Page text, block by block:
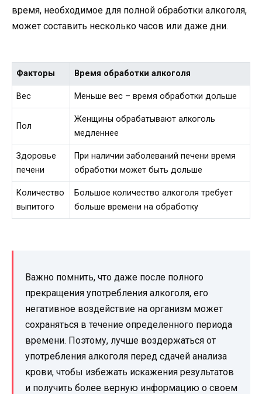
время, необходимое для полной обработки алкоголя,
может составить несколько часов или даже дни.
Факторы Время обработки алкоголя
Вес Меньше вес – время обработки дольше
Пол
Женщины обрабатывают алкоголь
медленнее
Здоровье
печени
При наличии заболеваний печени время
обработки может быть дольше
Количество
выпитого
Большое количество алкоголя требует
больше времени на обработку
Важно помнить, что даже после полного
прекращения употребления алкоголя, его
негативное воздействие на организм может
сохраняться в течение определенного периода
времени. Поэтому, лучше воздержаться от
употребления алкоголя перед сдачей анализа
крови, чтобы избежать искажения результатов
и получить более верную информацию о своем